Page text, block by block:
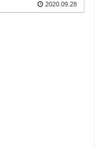
2020.09.28